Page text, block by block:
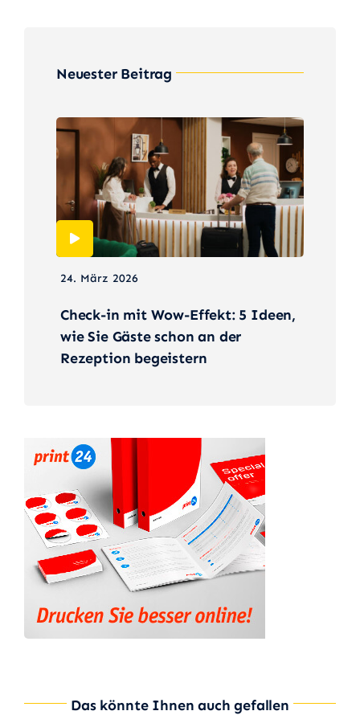
Neuester Beitrag
24. März 2026
Check-in mit Wow-Effekt: 5 Ideen,
wie Sie Gäste schon an der
Rezeption begeistern
Das könnte Ihnen auch gefallen